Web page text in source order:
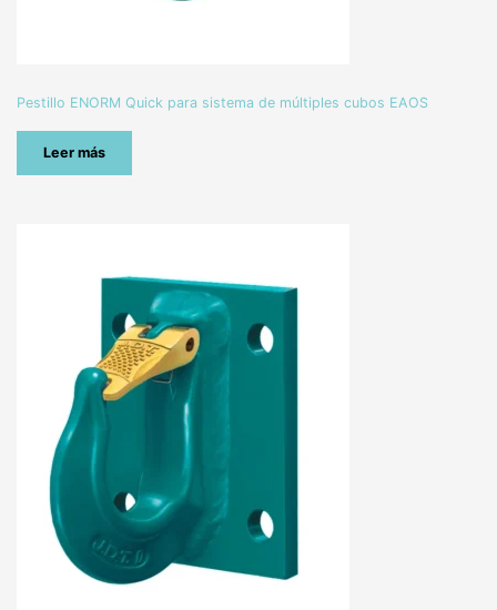
Pestillo ENORM Quick para sistema de múltiples cubos EAOS
Leer más